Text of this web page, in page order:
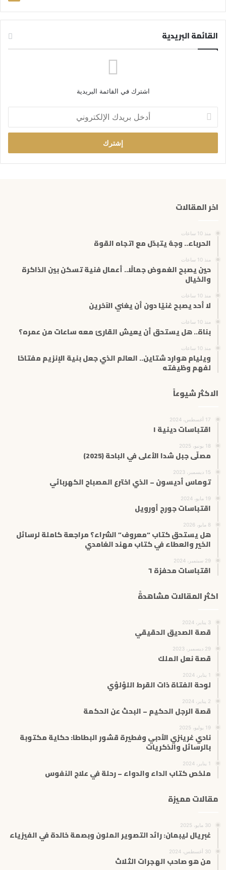
القائمة البريدية
اشترك في القائمة البريدية
خ
ب
ر
ت
اخر المقالات
منذ 10 ساعات
الحرباء.. وجهٌ يتبدّل مع اتجاه القوة
منذ 10 ساعات
حين يصبح الغموض جمالًا.. أعمال فنية تسكن بين الذاكرة
والخيال
منذ 10 ساعات
لا أحد يصبح غنيًا دون أن يغني الآخرين
منذ 10 ساعات
بناة.. هل يستحق أن يعيش القارئ معه ساعات من عمره؟
منذ 10 ساعات
ويليام هوارد شتاين.. العالم الذي جعل بنية الإنزيم مفتاحًا
لفهم وظيفته
الاكثر شيوعاً
17 أغسطس، 2024
اقتباسات دينية ١
18 يونيو، 2025
مصلّى جبل شدا الأعلى في الباحة (2025)
15 ديسمبر، 2023
توماس أديسون – الذي اخترع المصباح الكهربائي
19 مايو، 2024
اقتباسات جورج أورويل
8 مايو، 2026
هل يستحق كتاب “معروف” الشراء؟ مراجعة كاملة لرسائل
الخير والعطاء في كتاب مهند الغامدي
29 سبتمبر، 2024
اقتباسات محفزة ٦
اكثر المقالات مشاهدةً
3 يناير، 2024
قصة الصديق الحقيقي
29 ديسمبر، 2023
قصة نعل الملك
1 يناير، 2024
لوحة الفتاة ذات القرط اللؤلؤي
2 يناير، 2024
قصة الرجل الحكيم – البحث عن الحكمة
19 يوليو، 2025
نادي غرينزي الأدبي وفطيرة قشور البطاطا: حكاية مكتوبة
بالرسائل والذكريات
1 يناير، 2024
ملخص كتاب الداء والدواء – رحلة في علاج النفوس
مقالات مميزة
30 مايو، 2025
غبريال ليبمان: رائد التصوير الملون وبصمة خالدة في الفيزياء
30 أغسطس، 2024
من هو صاحب الهجرات الثلاث